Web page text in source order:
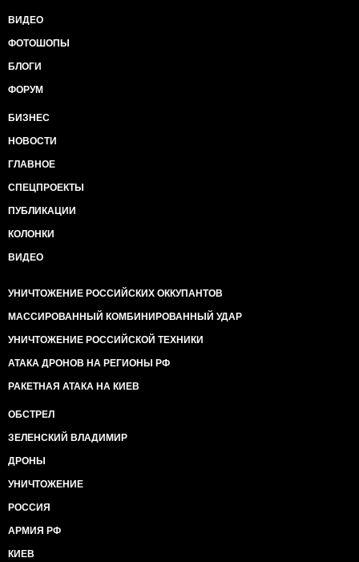
ВИДЕО
ФОТОШОПЫ
БЛОГИ
ФОРУМ
БИЗНЕС
НОВОСТИ
ГЛАВНОЕ
СПЕЦПРОЕКТЫ
ПУБЛИКАЦИИ
КОЛОНКИ
ВИДЕО
УНИЧТОЖЕНИЕ РОССИЙСКИХ ОККУПАНТОВ
МАССИРОВАННЫЙ КОМБИНИРОВАННЫЙ УДАР
УНИЧТОЖЕНИЕ РОССИЙСКОЙ ТЕХНИКИ
АТАКА ДРОНОВ НА РЕГИОНЫ РФ
РАКЕТНАЯ АТАКА НА КИЕВ
ОБСТРЕЛ
ЗЕЛЕНСКИЙ ВЛАДИМИР
ДРОНЫ
УНИЧТОЖЕНИЕ
РОССИЯ
АРМИЯ РФ
КИЕВ